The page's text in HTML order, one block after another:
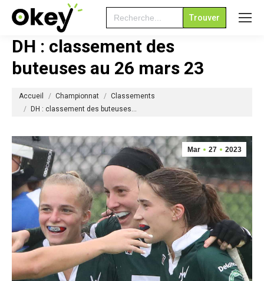
Search
for:
DH : classement des
buteuses au 26 mars 23
Accueil Championnat
Classements
DH : classement des buteuses…
Mar 27 2023